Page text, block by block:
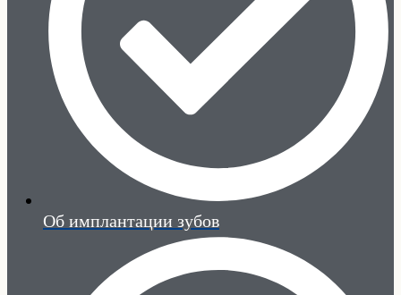
Об имплантации зубов